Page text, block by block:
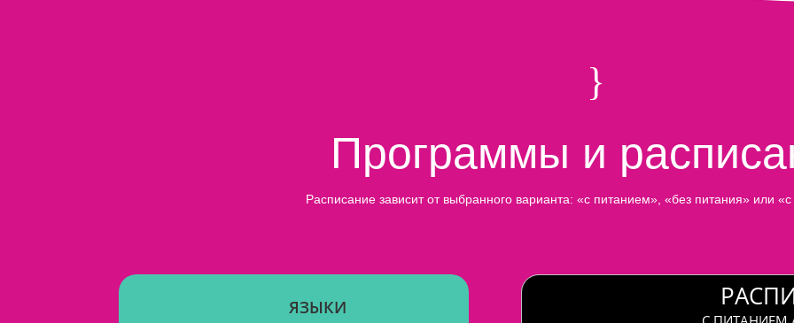
}
Программы и
Расписание зависит от выбранного варианта: «с питанием», «без питания» или
ЯЗЫКИ